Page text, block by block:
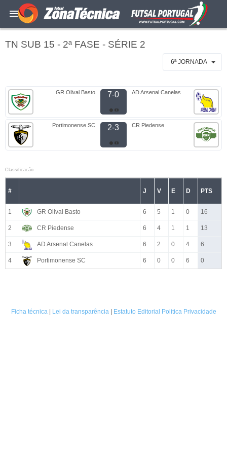
TN SUB 15 - 2ª FASE - SÉRIE 2
6ª JORNADA
GR Olival Basto 7-0 AD Arsenal Canelas
Portimonense SC 2-3 CR Piedense
Classificacão
# J V E D PTS
1 GR Olival Basto 6 5 1 0 16
2 CR Piedense 6 4 1 1 13
3 AD Arsenal Canelas 6 2 0 4 6
4 Portimonense SC 6 0 0 6 0
Ficha técnica| Lei da transparência| Estatuto Editorial Politica Privacidade